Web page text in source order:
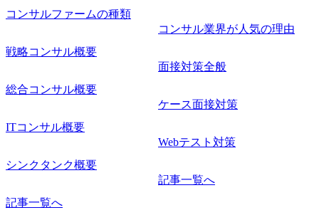
コンサルファームの種類
戦略コンサル概要
総合コンサル概要
ITコンサル概要
シンクタンク概要
記事一覧へ
コンサル業界が人気の理由
面接対策全般
ケース面接対策
Webテスト対策
記事一覧へ